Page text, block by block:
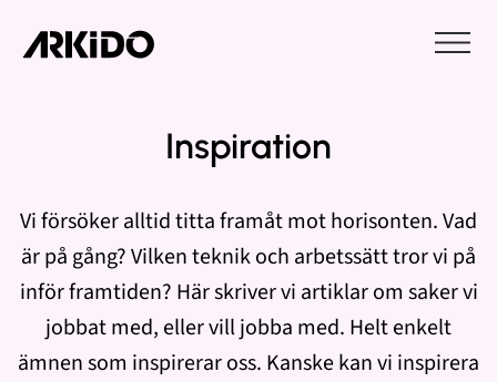
Inspiration
Vi försöker alltid titta framåt mot horisonten. Vad
är på gång? Vilken teknik och arbetssätt tror vi på
inför framtiden? Här skriver vi artiklar om saker vi
jobbat med, eller vill jobba med. Helt enkelt
ämnen som inspirerar oss. Kanske kan vi inspirera